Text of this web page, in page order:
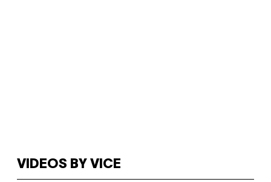
VIDEOS BY VICE